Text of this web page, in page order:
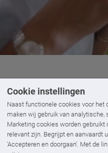
Cookie instellingen
Naast functionele cookies voor
maken wij gebruik van
Marketing cookies worden
relevant zijn. Begrijpt en aanvaardt
'Accepteren en doorgaan'. Met de